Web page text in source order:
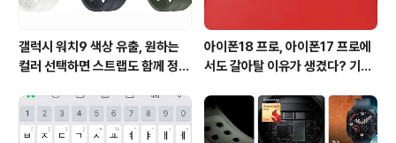
갤럭시 워치9 색상 유출, 원하는
컬러 선택하면 스트랩도 함께 정해
아이폰18 프로, 아이폰17 프로에
서도 갈아탈 이유가 생겼다? 기대